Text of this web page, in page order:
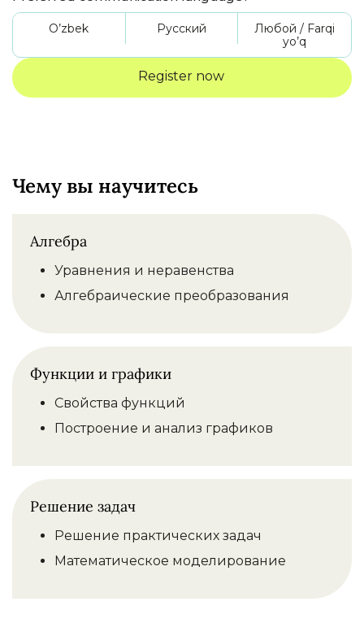
O’zbek Русский
Любой / Farqi
yo’q
Чему вы научитесь
Алгебра
Уравнения и неравенства
Алгебраические преобразования
Функции и графики
Свойства функций
Построение и анализ графиков
Решение задач
Решение практических задач
Математическое моделирование